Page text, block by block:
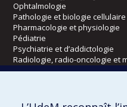
Ophtalmologie
Pathologie et biologie cellulaire
Pharmacologie et physiologie
Pédiatrie
Psychiatrie et d’addictologie
Radiologie, radio-oncologie et